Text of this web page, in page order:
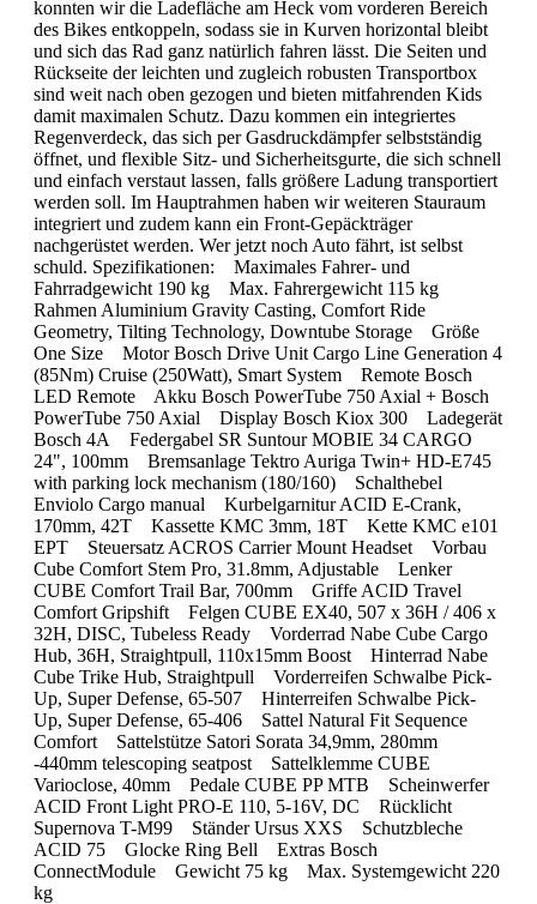
konnten wir die Ladefläche am Heck vom vorderen Bereich
des Bikes entkoppeln, sodass sie in Kurven horizontal bleibt
und sich das Rad ganz natürlich fahren lässt. Die Seiten und
Rückseite der leichten und zugleich robusten Transportbox
sind weit nach oben gezogen und bieten mitfahrenden Kids
damit maximalen Schutz. Dazu kommen ein integriertes
Regenverdeck, das sich per Gasdruckdämpfer selbstständig
öffnet, und flexible Sitz- und Sicherheitsgurte, die sich schnell
und einfach verstaut lassen, falls größere Ladung transportiert
werden soll. Im Hauptrahmen haben wir weiteren Stauraum
integriert und zudem kann ein Front-Gepäckträger
nachgerüstet werden. Wer jetzt noch Auto fährt, ist selbst
schuld. Spezifikationen: Maximales Fahrer- und
Fahrradgewicht 190 kg Max. Fahrergewicht 115 kg
Rahmen Aluminium Gravity Casting, Comfort Ride
Geometry, Tilting Technology, Downtube Storage Größe
One Size Motor Bosch Drive Unit Cargo Line Generation 4
(85Nm) Cruise (250Watt), Smart System Remote Bosch
LED Remote Akku Bosch PowerTube 750 Axial + Bosch
PowerTube 750 Axial Display Bosch Kiox 300 Ladegerät
Bosch 4A Federgabel SR Suntour MOBIE 34 CARGO
24", 100mm Bremsanlage Tektro Auriga Twin+ HD-E745
with parking lock mechanism (180/160) Schalthebel
Enviolo Cargo manual Kurbelgarnitur ACID E-Crank,
170mm, 42T Kassette KMC 3mm, 18T Kette KMC e101
EPT Steuersatz ACROS Carrier Mount Headset Vorbau
Cube Comfort Stem Pro, 31.8mm, Adjustable Lenker
CUBE Comfort Trail Bar, 700mm Griffe ACID Travel
Comfort Gripshift Felgen CUBE EX40, 507 x 36H / 406 x
32H, DISC, Tubeless Ready Vorderrad Nabe Cube Cargo
Hub, 36H, Straightpull, 110x15mm Boost Hinterrad Nabe
Cube Trike Hub, Straightpull Vorderreifen Schwalbe Pick-
Up, Super Defense, 65-507 Hinterreifen Schwalbe Pick-
Up, Super Defense, 65-406 Sattel Natural Fit Sequence
Comfort Sattelstütze Satori Sorata 34,9mm, 280mm
-440mm telescoping seatpost Sattelklemme CUBE
Varioclose, 40mm Pedale CUBE PP MTB Scheinwerfer
ACID Front Light PRO-E 110, 5-16V, DC Rücklicht
Supernova T-M99 Ständer Ursus XXS Schutzbleche
ACID 75 Glocke Ring Bell Extras Bosch
ConnectModule Gewicht 75 kg Max. Systemgewicht 220
kg